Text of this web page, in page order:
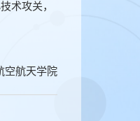
术攻关，
空航天学院